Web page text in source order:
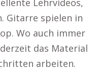
Lehrvideos,
Gitarre spielen in
Wo auch immer
das Material
arbeiten.